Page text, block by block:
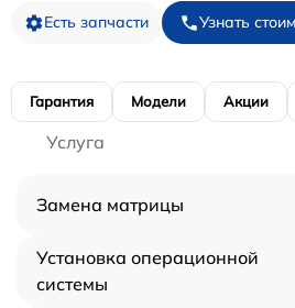
Есть запчасти Узнать
Гарантия Модели Акции
Услуга
Замена матрицы
Установка операционной
системы